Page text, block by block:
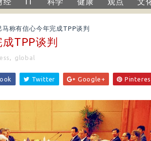
马称有信心今年完成TPP谈判
成TPP谈判
, global
Twitter Google+